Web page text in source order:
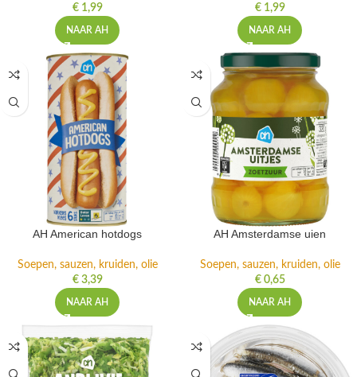
€1,99
NAAR AH
€1,99
NAAR AH
AH American hotdogs
Soepen, sauzen, kruiden, olie
€3,39
NAAR AH
AH Amsterdamse uien
Soepen, sauzen, kruiden, olie
€0,65
NAAR AH